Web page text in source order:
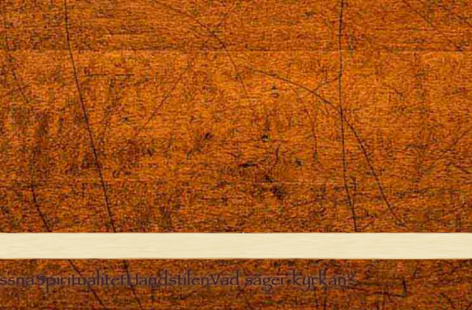
SpiritualitetHandstilenVad säger kyrkan?